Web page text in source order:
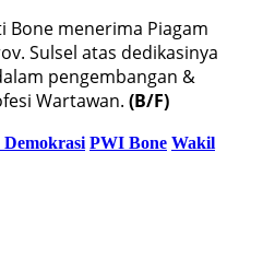
Bone menerima Piagam
Sulsel atas dedikasinya
pengembangan &
Wartawan. (B/F)
Demokrasi PWI Bone Wakil